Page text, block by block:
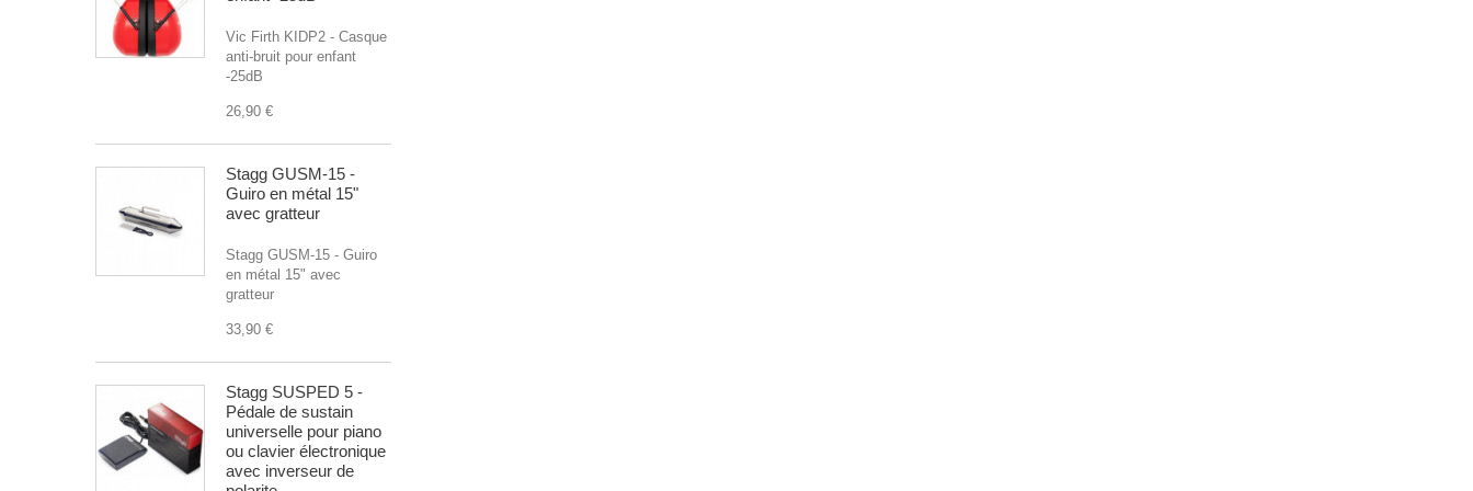
Vic Firth KIDP2 - Casque
anti-bruit pour enfant
-25dB
26,90 €
Stagg GUSM-15 -
Guiro en métal 15"
avec gratteur
Stagg GUSM-15 - Guiro
en métal 15" avec
gratteur
33,90 €
Stagg SUSPED 5 -
Pédale de sustain
universelle pour piano
ou clavier électronique
avec inverseur de